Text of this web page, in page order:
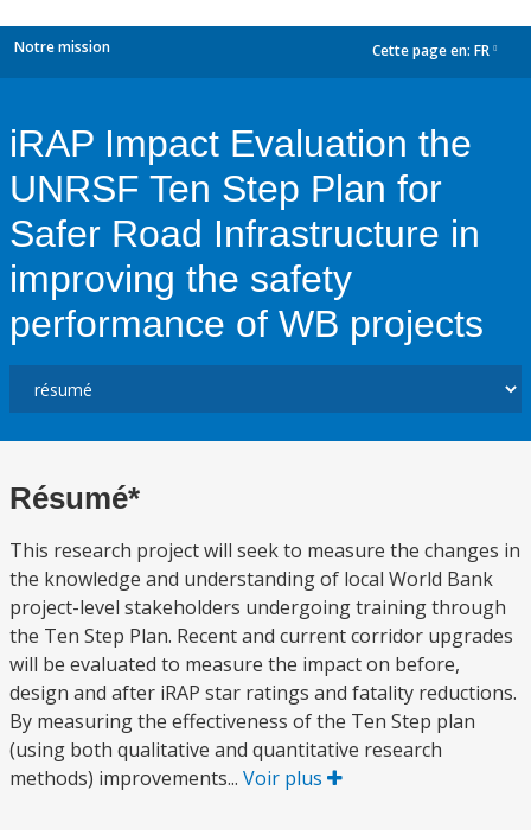
Notre mission Cette page en: FR
iRAP Impact Evaluation the
UNRSF Ten Step Plan for
Safer Road Infrastructure in
improving the safety
performance of WB projects
Résumé*
This research project will seek to measure the changes in
the knowledge and understanding of local World Bank
project-level stakeholders undergoing training through
the Ten Step Plan. Recent and current corridor upgrades
will be evaluated to measure the impact on before,
design and after iRAP star ratings and fatality reductions.
By measuring the effectiveness of the Ten Step plan
(using both qualitative and quantitative research
methods) improvements... Voir plus